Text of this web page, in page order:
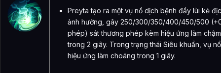
Preyta tạo ra một vụ nổ dịch bệnh đẩy lùi kẻ
ảnh hưởng, gây 250/300/350/400/450/500
phép) sát thương phép kèm hiệu ứng làm
trong 2 giây. Trong trạng thái Siêu khuẩn, vụ
hiệu ứng làm choáng trong 1 giây.